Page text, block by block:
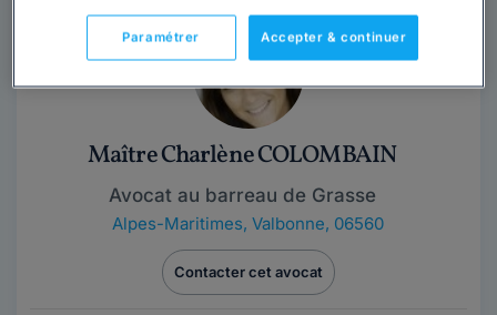
Maître Charlène COLOMBAIN
Avocat au barreau de Grasse
Alpes-Maritimes, Valbonne, 06560
Contacter cet avocat
Accepter & continuer
Paramétrer